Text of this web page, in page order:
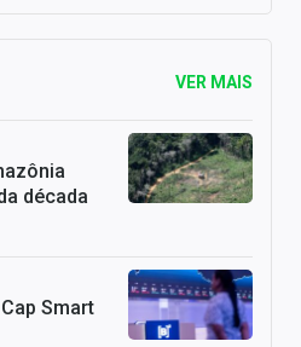
VER MAIS
década
Smart